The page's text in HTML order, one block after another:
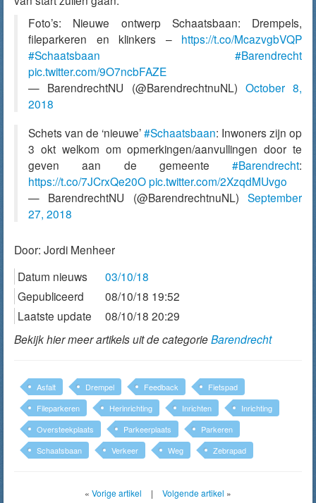
Foto’s: Nieuwe ontwerp Schaatsbaan: Drempels,
fileparkeren en klinkers – https://t.co/McazvgbVQP
#Schaatsbaan
#Barendrecht
pic.twitter.com/9O7ncbFAZE
— BarendrechtNU (@BarendrechtnuNL) October 8,
2018
Schets van de ‘nieuwe’#Schaatsbaan: Inwoners zijn op
3 okt welkom om opmerkingen/aanvullingen door te
geven aan de gemeente #Barendrecht:
https://t.co/7JCrxQe20Opic.twitter.com/2XzqdMUvgo
— BarendrechtNU (@BarendrechtnuNL) September
27, 2018
Door: Jordi Menheer
Datum nieuws
03/10/18
Gepubliceerd
08/10/18 19:52
Laatste update
08/10/18 20:29
Bekijk hier meer artikels uit de categorieBarendrecht
Asfalt Drempel Feedback
Fietspad
Fileparkeren
Herinrichting Inrichten
Inrichting
Oversteekplaats
Parkeerplaats
Parkeren
Schaatsbaan
Verkeer Weg Zebrapad
« Vorige artikel | Volgende artikel »